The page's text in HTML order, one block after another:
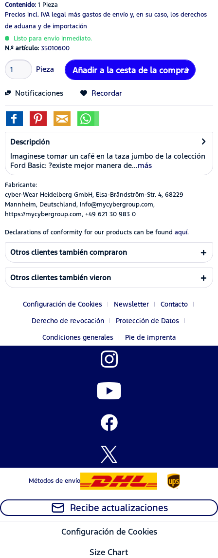
Contenido: 1 Pieza
Precios incl. IVA legal más gastos de envío y, en su caso, los derechos
de aduana y de importación
Listo para envío inmediato.
N.º artículo: 35010600
Pieza Añadir a la cesta de la compra
Notificaciones Recordar
Descripción
Imaginese tomar un café en la taza jumbo de la colección
Ford Basic: ?existe mejor manera de...más
Fabricante:
cyber-Wear Heidelberg GmbH, Elsa-Brändström-Str. 4, 68229
Mannheim, Deutschland, Info@mycybergroup.com,
https://mycybergroup.com, +49 621 30 983 0
Declarations of conformity for our products can be found aquí.
Otros clientes también compraron
Otros clientes también vieron
Configuración de Cookies Newsletter
Contacto
Derecho de revocación
Protección de Datos
Condiciones generales
Pie de imprenta
Métodos de envío
Recibe actualizaciones
Configuración de Cookies
Size Chart